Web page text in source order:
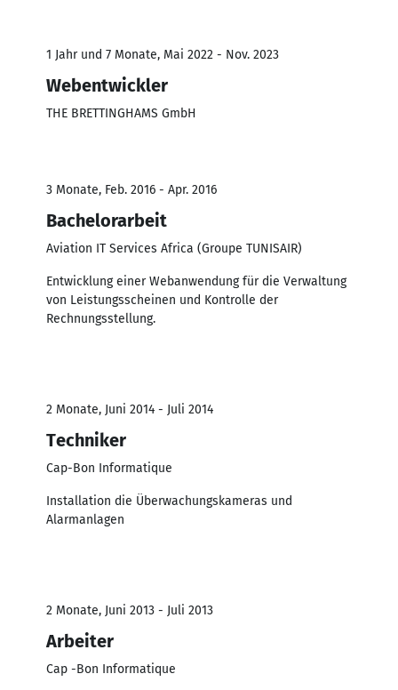
1 Jahr und 7 Monate, Mai 2022 - Nov. 2023
Webentwickler
THE BRETTINGHAMS GmbH
3 Monate, Feb. 2016 - Apr. 2016
Bachelorarbeit
Aviation IT Services Africa (Groupe TUNISAIR)
Entwicklung einer Webanwendung für die Verwaltung
von Leistungsscheinen und Kontrolle der
Rechnungsstellung.
2 Monate, Juni 2014 - Juli 2014
Techniker
Cap-Bon Informatique
Installation die Überwachungskameras und
Alarmanlagen
2 Monate, Juni 2013 - Juli 2013
Arbeiter
Cap -Bon Informatique